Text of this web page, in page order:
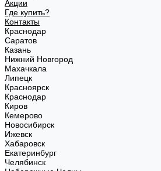
Акции
Где купить?
Контакты
Краснодар
Саратов
Казань
Нижний Новгород
Махачкала
Липецк
Красноярск
Краснодар
Киров
Кемерово
Новосибирск
Ижевск
Хабаровск
Екатеринбург
Челябинск